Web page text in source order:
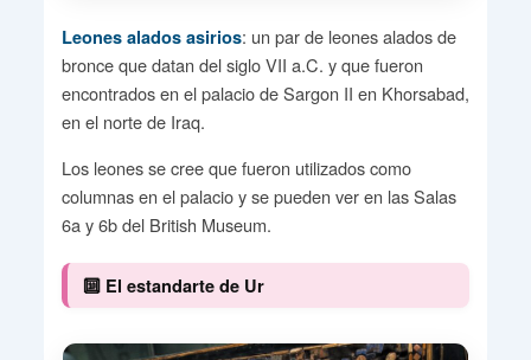
Leones alados asirios: un par de leones alados de
bronce que datan del siglo VII a.C. y que fueron
encontrados en el palacio de Sargon II en Khorsabad,
en el norte de Iraq.
Los leones se cree que fueron utilizados como
columnas en el palacio y se pueden ver en las Salas
6a y 6b del British Museum.
🔟 El estandarte de Ur